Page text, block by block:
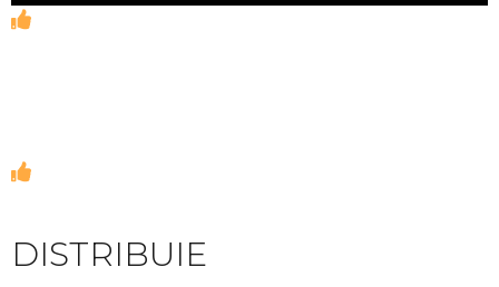
DISTRIBUIE